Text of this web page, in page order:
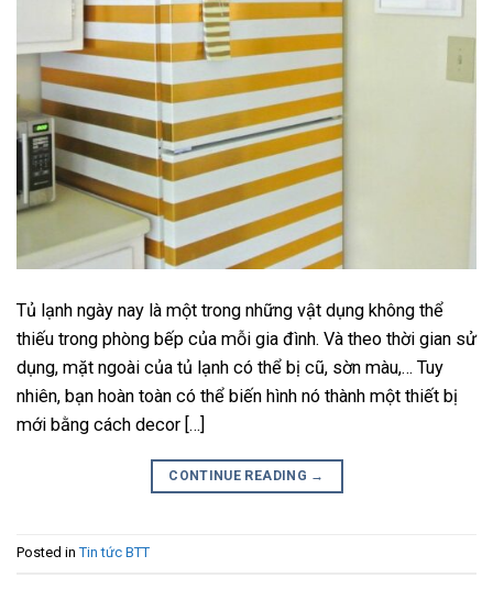
Tủ lạnh ngày nay là một trong những vật dụng không thể
thiếu trong phòng bếp của mỗi gia đình. Và theo thời gian sử
dụng, mặt ngoài của tủ lạnh có thể bị cũ, sờn màu,… Tuy
nhiên, bạn hoàn toàn có thể biến hình nó thành một thiết bị
mới bằng cách decor […]
CONTINUE READING →
Posted inTin tức BTT